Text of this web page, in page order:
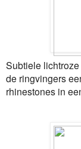
Subtiele
de ringvingers
rhinestones in